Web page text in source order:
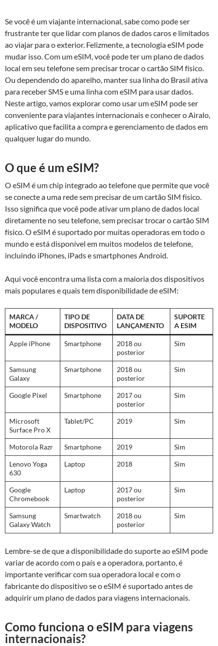
Se você é um viajante internacional, sabe como pode ser
frustrante ter que lidar com planos de dados caros e limitados
ao viajar para o exterior. Felizmente, a tecnologia eSIM pode
mudar isso. Com um eSIM, você pode ter um plano de dados
local em seu telefone sem precisar trocar o cartão SIM físico.
Ou dependendo do aparelho, manter sua linha do Brasil ativa
para receber SMS e uma linha com eSIM para usar dados.
Neste artigo, vamos explorar como usar um eSIM pode ser
conveniente para viajantes internacionais e conhecer o Airalo,
aplicativo que facilita a compra e gerenciamento de dados em
qualquer lugar do mundo.
O que é um eSIM?
O eSIM é um chip integrado ao telefone que permite que você
se conecte a uma rede sem precisar de um cartão SIM físico.
Isso significa que você pode ativar um plano de dados local
diretamente no seu telefone, sem precisar trocar o cartão SIM
físico. O eSIM é suportado por muitas operadoras em todo o
mundo e está disponível em muitos modelos de telefone,
incluindo iPhones, iPads e smartphones Android.
Aqui você encontra uma lista com a maioria dos dispositivos
mais populares e quais tem disponibilidade de eSIM:
MARCA /
MODELO
TIPO DE
DISPOSITIVO
DATA DE
LANÇAMENTO
SUPORTE
A ESIM
Apple iPhone Smartphone
2018 ou
posterior
Sim
Samsung
Galaxy
Smartphone
2018 ou
posterior
Sim
Google Pixel Smartphone
2017 ou
posterior
Sim
Microsoft
Surface Pro X
Tablet/PC 2019 Sim
Motorola Razr Smartphone 2019 Sim
Lenovo Yoga
630
Laptop 2018 Sim
Google
Chromebook
Laptop
2017 ou
posterior
Sim
Samsung
Galaxy Watch
Smartwatch
2018 ou
posterior
Sim
Lembre-se de que a disponibilidade do suporte ao eSIM pode
variar de acordo com o país e a operadora, portanto, é
importante verificar com sua operadora local e com o
fabricante do dispositivo se o eSIM é suportado antes de
adquirir um plano de dados para viagens internacionais.
Como funciona o eSIM para viagens
internacionais?